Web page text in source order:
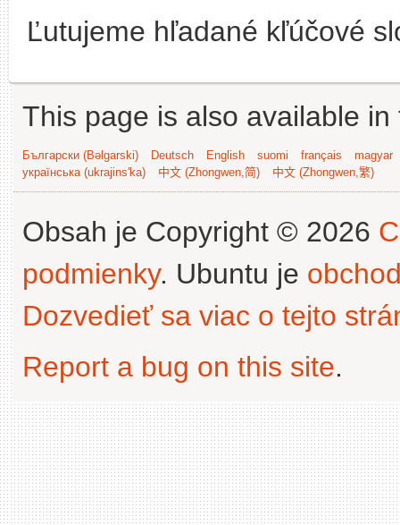
Ľutujeme hľadané kľúčové
This page is also available
Български (Bəlgarski) Deutsch English suomi français
magyar
українська (ukrajins'ka)
中文 (Zhongwen,简) 中文 (Zhongwen,繁)
Obsah je Copyright © 2026
podmienky. Ubuntu je
Dozvedieť sa viac o tejto
Report a bug on this site.